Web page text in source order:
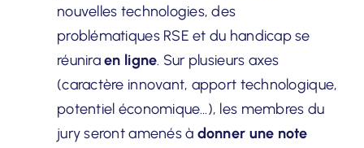
nouvelles technologies, des
problématiques RSE et du handicap se
réuniraen ligne. Sur plusieurs axes
(caractère innovant, apport technologique,
potentiel économique…), les membres du
jury seront amenés à donner une note